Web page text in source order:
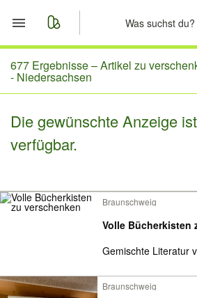
Start
Merkliste
Nachrichten
677 Ergebnisse –Artikel zu
- Niedersachsen
Die gewünschte Anzeige
verfügbar.
Braunschweig
Volle Bücherkisten
Gemischte Literatur
Braunschweig